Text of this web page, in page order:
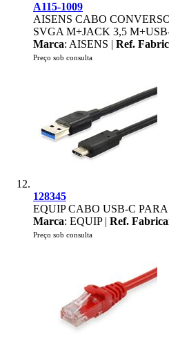
A115-1009
AISENS CABO
SVGA M+JACK 3,5
Marca: AISENS | Ref.
Preço sob consulta
128345
EQUIP CABO USB-C
Marca: EQUIP | Ref.
Preço sob consulta